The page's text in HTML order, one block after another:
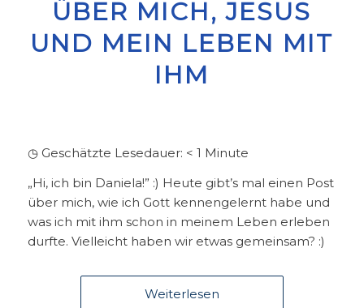
ÜBER MICH, JESUS
UND MEIN LEBEN MIT
IHM
◷ Geschätzte Lesedauer: < 1 Minute
„Hi, ich bin Daniela!” :) Heute gibt’s mal einen Post
über mich, wie ich Gott kennengelernt habe und
was ich mit ihm schon in meinem Leben erleben
durfte. Vielleicht haben wir etwas gemeinsam? :)
Weiterlesen